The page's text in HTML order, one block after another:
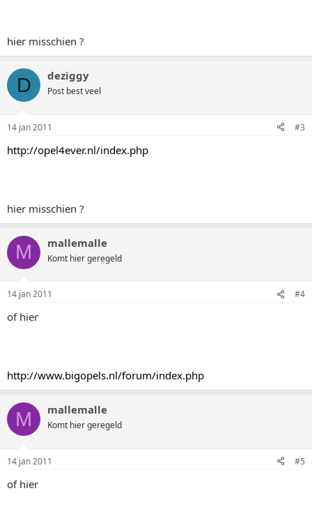
hier misschien ?
D deziggy
Post best veel
14 jan 2011 #3
http://opel4ever.nl/index.php
hier misschien ?
M mallemalle
Komt hier geregeld
14 jan 2011 #4
of hier
http://www.bigopels.nl/forum/index.php
M mallemalle
Komt hier geregeld
14 jan 2011 #5
of hier